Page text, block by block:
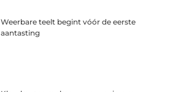
Weerbare teelt begint vóór de eerste
aantasting